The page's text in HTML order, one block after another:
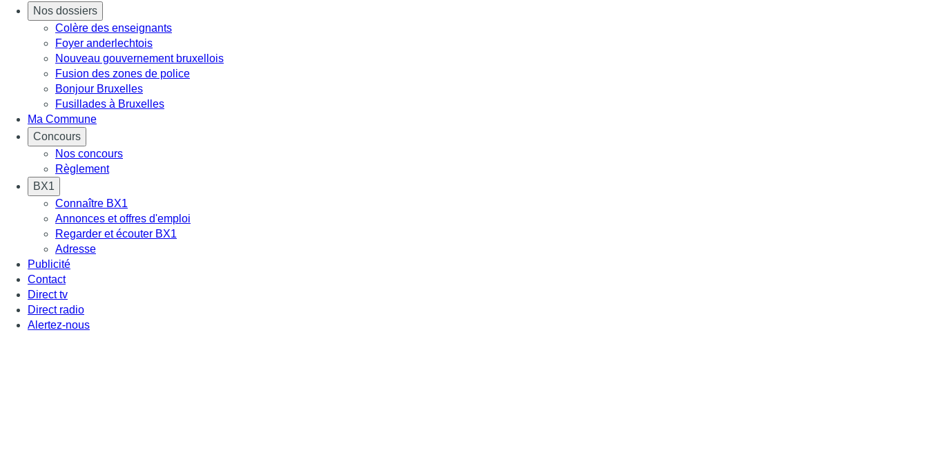
Nos dossiers
Colère des enseignants
Foyer anderlechtois
Nouveau gouvernement bruxellois
Fusion des zones de police
Bonjour Bruxelles
Fusillades à Bruxelles
Ma Commune
Concours
Nos concours
Règlement
BX1
Connaître BX1
Annonces et offres d'emploi
Regarder et écouter BX1
Adresse
Publicité
Contact
Direct tv
Direct radio
Alertez-nous